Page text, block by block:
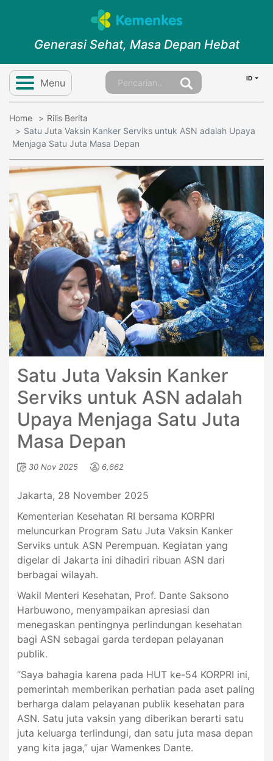
Generasi Sehat, Masa Depan Hebat
Menu ID
Home
Rilis Berita
Satu Juta Vaksin Kanker Serviks untuk ASN adalah Upaya
Menjaga Satu Juta Masa Depan
Satu Juta Vaksin Kanker
Serviks untuk ASN adalah
Upaya Menjaga Satu Juta
Masa Depan
30 Nov 2025 6,662
Jakarta, 28 November 2025
Kementerian Kesehatan RI bersama KORPRI
meluncurkan Program Satu Juta Vaksin Kanker
Serviks untuk ASN Perempuan. Kegiatan yang
digelar di Jakarta ini dihadiri ribuan ASN dari
berbagai wilayah.
Wakil Menteri Kesehatan, Prof. Dante Saksono
Harbuwono, menyampaikan apresiasi dan
menegaskan pentingnya perlindungan kesehatan
bagi ASN sebagai garda terdepan pelayanan
publik.
“Saya bahagia karena pada HUT ke-54 KORPRI ini,
pemerintah memberikan perhatian pada aset paling
berharga dalam pelayanan publik kesehatan para
ASN. Satu juta vaksin yang diberikan berarti satu
juta keluarga terlindungi, dan satu juta masa depan
yang kita jaga,” ujar Wamenkes Dante.